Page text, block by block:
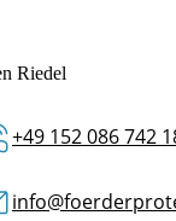
Riedel
+49 152 086 742